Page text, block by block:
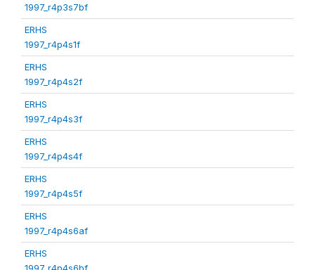
1997_r4p3s7bf
ERHS
1997_r4p4s1f
ERHS
1997_r4p4s2f
ERHS
1997_r4p4s3f
ERHS
1997_r4p4s4f
ERHS
1997_r4p4s5f
ERHS
1997_r4p4s6af
ERHS
1997_r4p4s6bf